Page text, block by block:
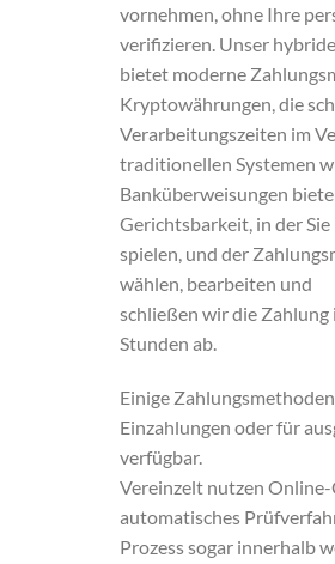
vornehmen, ohne Ihre
verifizieren. Unser
bietet moderne
Kryptowährungen, die
Verarbeitungszeiten im
traditionellen Systemen
Banküberweisungen
Gerichtsbarkeit, in der Sie
spielen, und der
wählen, bearbeiten und
schließen wir die
Stunden ab.
Einige
Einzahlungen oder für
verfügbar.
Vereinzelt nutzen Online-
automatisches
Prozess sogar innerhalb